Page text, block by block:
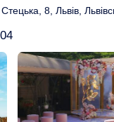
8, Львів,